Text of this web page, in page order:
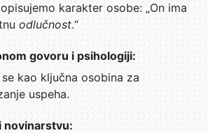
karakter osobe: „On ima
odlučnost.“
govoru i psihologiji:
kao ključna osobina za
uspeha.
novinarstvu: